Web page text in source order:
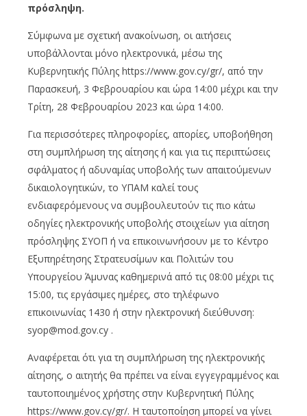
πρόσληψη.
Σύμφωνα με σχετική ανακοίνωση, οι αιτήσεις
υποβάλλονται μόνο ηλεκτρονικά, μέσω της
Κυβερνητικής Πύλης https://www.gov.cy/gr/, από την
Παρασκευή, 3 Φεβρουαρίου και ώρα 14:00 μέχρι και την
Τρίτη, 28 Φεβρουαρίου 2023 και ώρα 14:00.
Για περισσότερες πληροφορίες, απορίες, υποβοήθηση
στη συμπλήρωση της αίτησης ή και για τις περιπτώσεις
σφάλματος ή αδυναμίας υποβολής των απαιτούμενων
δικαιολογητικών, το ΥΠΑΜ καλεί τους
ενδιαφερόμενους να συμβουλευτούν τις πιο κάτω
οδηγίες ηλεκτρονικής υποβολής στοιχείων για αίτηση
πρόσληψης ΣΥΟΠ ή να επικοινωνήσουν με το Κέντρο
Εξυπηρέτησης Στρατευσίμων και Πολιτών του
Υπουργείου Άμυνας καθημερινά από τις 08:00 μέχρι τις
15:00, τις εργάσιμες ημέρες, στο τηλέφωνο
επικοινωνίας 1430 ή στην ηλεκτρονική διεύθυνση:
syop@mod.gov.cy .
Αναφέρεται ότι για τη συμπλήρωση της ηλεκτρονικής
αίτησης, ο αιτητής θα πρέπει να είναι εγγεγραμμένος και
ταυτοποιημένος χρήστης στην Κυβερνητική Πύλης
https://www.gov.cy/gr/. Η ταυτοποίηση μπορεί να γίνει